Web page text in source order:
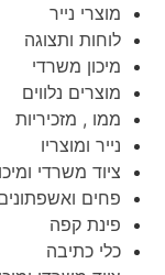
מוצרי נייר
לוחות ותצוגה
מיכון משרדי
מוצרים נלווים
ממו , מזכיריות
נייר ומוצריו
ציוד משרדי
פחים
פינת קפה
כלי כתיבה